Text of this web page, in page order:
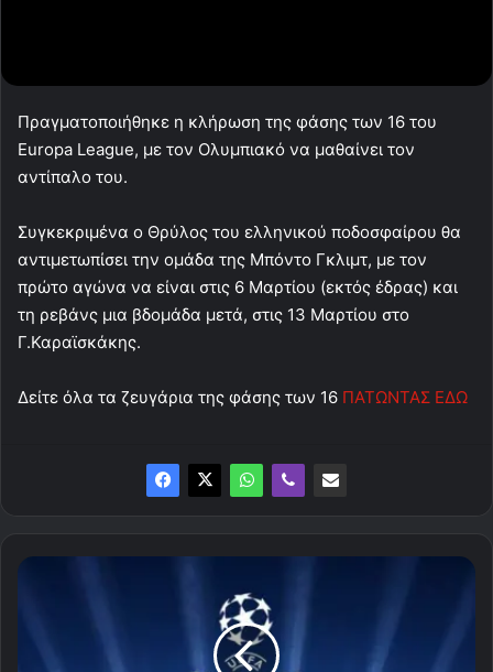
Πραγματοποιήθηκε η κλήρωση της φάσης των 16 του
Europa League, με τον Ολυμπιακό να μαθαίνει τον
αντίπαλο του.
Συγκεκριμένα ο Θρύλος του ελληνικού ποδοσφαίρου θα
αντιμετωπίσει την ομάδα της Μπόντο Γκλιμτ, με τον
πρώτο αγώνα να είναι στις 6 Μαρτίου (εκτός έδρας) και
τη ρεβάνς μια βδομάδα μετά, στις 13 Μαρτίου στο
Γ.Καραϊσκάκης.
Δείτε όλα τα ζευγάρια της φάσης των 16 ΠΑΤΩΝΤΑΣ ΕΔΩ
Αυτά